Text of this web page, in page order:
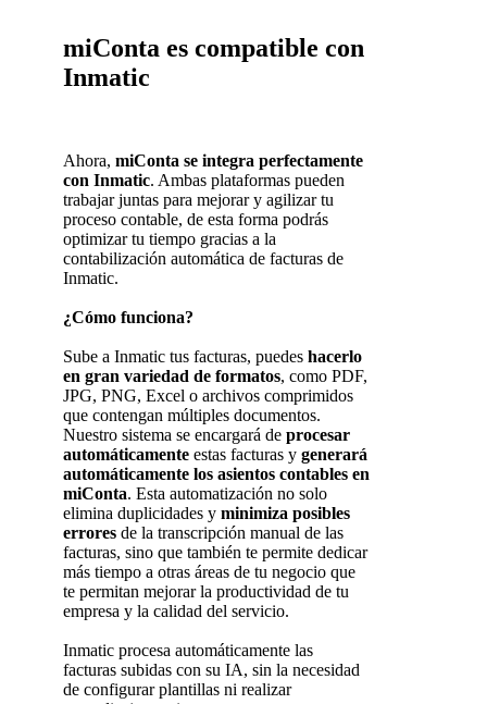
miConta es compatible con
Inmatic
Ahora, miConta se integra perfectamente
con Inmatic. Ambas plataformas pueden
trabajar juntas para mejorar y agilizar tu
proceso contable, de esta forma podrás
optimizar tu tiempo gracias a la
contabilización automática de facturas de
Inmatic.
¿Cómo funciona?
Sube a Inmatic tus facturas, puedes hacerlo
en gran variedad de formatos, como PDF,
JPG, PNG, Excel o archivos comprimidos
que contengan múltiples documentos.
Nuestro sistema se encargará de procesar
automáticamente estas facturas y generará
automáticamente los asientos contables en
miConta. Esta automatización no solo
elimina duplicidades y minimiza posibles
errores de la transcripción manual de las
facturas, sino que también te permite dedicar
más tiempo a otras áreas de tu negocio que
te permitan mejorar la productividad de tu
empresa y la calidad del servicio.
Inmatic procesa automáticamente las
facturas subidas con su IA, sin la necesidad
de configurar plantillas ni realizar